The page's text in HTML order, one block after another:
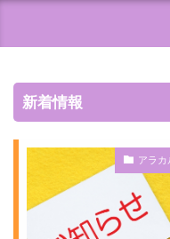
新着情報
アラカ